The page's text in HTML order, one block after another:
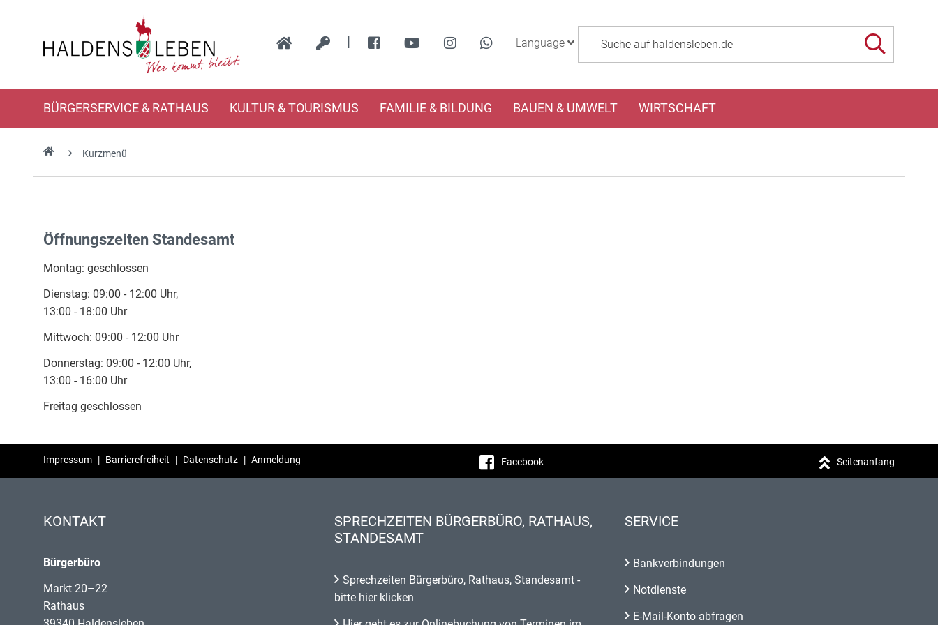
| Language
BÜRGERSERVICE & RATHAUS KULTUR & TOURISMUS FAMILIE & BILDUNG BAUEN & UMWELT WIRTSCHAFT
Kurzmenü
Öffnungszeiten Standesamt
Montag: geschlossen
Dienstag: 09:00 - 12:00 Uhr,
13:00 - 18:00 Uhr
Mittwoch: 09:00 - 12:00 Uhr
Donnerstag: 09:00 - 12:00 Uhr,
13:00 - 16:00 Uhr
Freitag geschlossen
Impressum | Barrierefreiheit | Datenschutz | Anmeldung Facebook Seitenanfang
KONTAKT
Bürgerbüro
Markt 20–22
Rathaus
SPRECHZEITEN BÜRGERBÜRO, RATHAUS,
STANDESAMT
Sprechzeiten Bürgerbüro, Rathaus, Standesamt -
bitte hier klicken
SERVICE
Bankverbindungen
Notdienste
E-Mail-Konto abfragen